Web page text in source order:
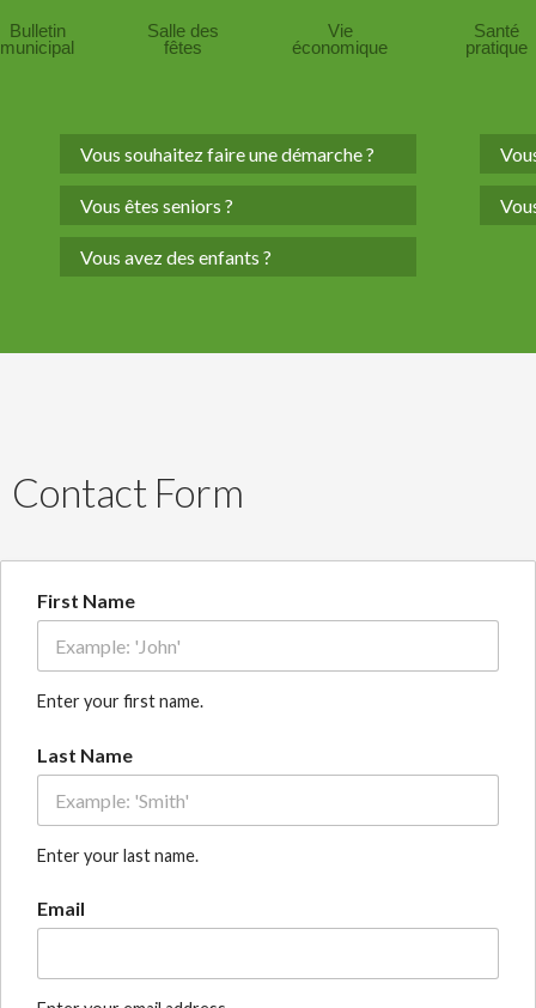
Bulletin
municipal
Salle des
fêtes
Vie
économique
Santé
pratique
Vous souhaitez faire une démarche ?
Vous êtes seniors ?
Vous avez des enfants ?
Contact Form
First Name
Enter your first name.
Last Name
Enter your last name.
Email